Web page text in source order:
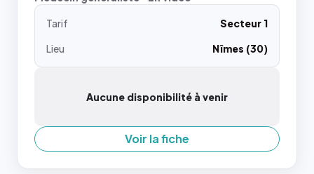
Tarif
Secteur 1
Lieu
Nîmes (30)
Aucune disponibilité à venir
Voir la fiche